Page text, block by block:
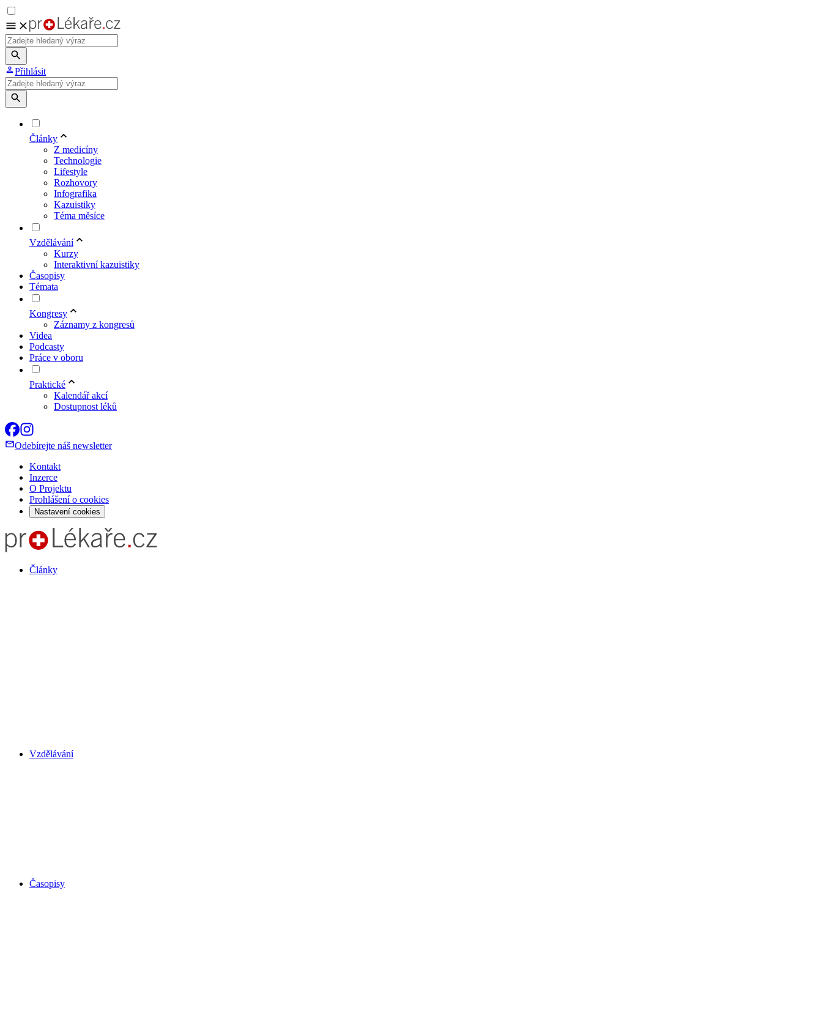
Přihlásit
Články
Z medicíny
Technologie
Lifestyle
Rozhovory
Infografika
Kazuistiky
Téma měsíce
Vzdělávání
Kurzy
Interaktivní kazuistiky
Časopisy
Témata
Kongresy
Záznamy z kongresů
Videa
Podcasty
Práce v oboru
Praktické
Kalendář akcí
Dostupnost léků
Odebírejte náš newsletter
Kontakt
Inzerce
O Projektu
Prohlášení o cookies
Nastavení cookies
Články
Vzdělávání
Časopisy